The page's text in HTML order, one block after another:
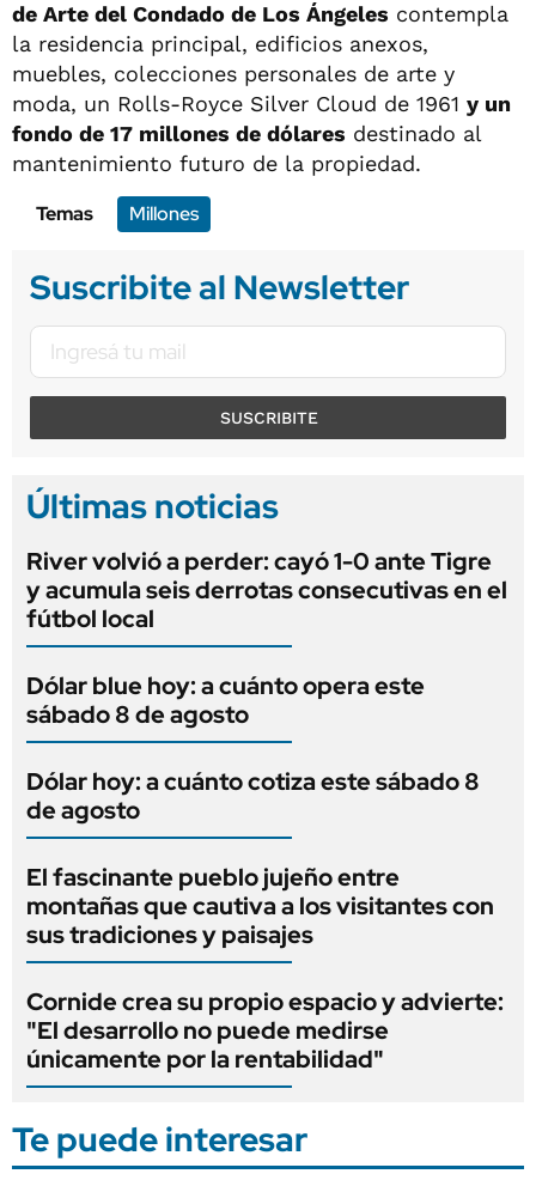
de Arte del Condado de Los Ángeles contempla
la residencia principal, edificios anexos,
muebles, colecciones personales de arte y
moda, un Rolls-Royce Silver Cloud de 1961 y un
fondo de 17 millones de dólares destinado al
mantenimiento futuro de la propiedad.
Temas
Millones
Suscribite al Newsletter
SUSCRIBITE
Últimas noticias
River volvió a perder: cayó 1-0 ante Tigre
y acumula seis derrotas consecutivas en el
fútbol local
Dólar blue hoy: a cuánto opera este
sábado 8 de agosto
Dólar hoy: a cuánto cotiza este sábado 8
de agosto
El fascinante pueblo jujeño entre
montañas que cautiva a los visitantes con
sus tradiciones y paisajes
Cornide crea su propio espacio y advierte:
"El desarrollo no puede medirse
únicamente por la rentabilidad"
Te puede interesar